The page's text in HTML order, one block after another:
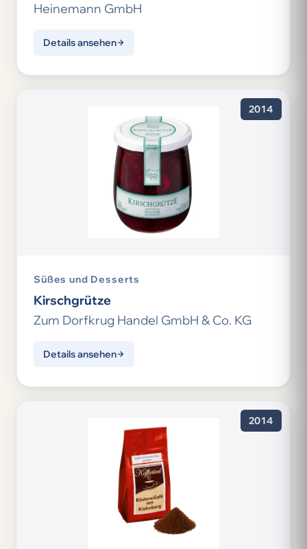
Heinemann GmbH
Details ansehen
2014
Süßes und Desserts
Kirschgrütze
Zum Dorfkrug Handel GmbH & Co. KG
Details ansehen
2014